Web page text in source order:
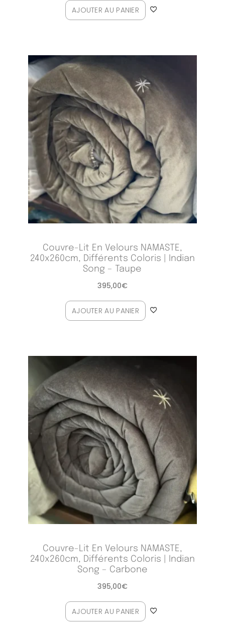
AJOUTER AU PANIER
Couvre-Lit En Velours NAMASTE,
240x260cm, Différents Coloris | Indian
Song – Taupe
395,00€
AJOUTER AU PANIER
Couvre-Lit En Velours NAMASTE,
240x260cm, Différents Coloris | Indian
Song – Carbone
395,00€
AJOUTER AU PANIER